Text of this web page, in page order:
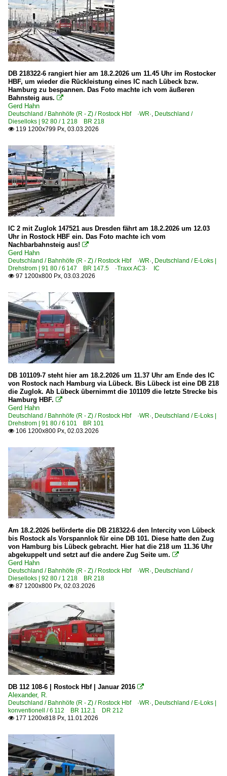
6 109 BR 109 DR 211 DR E 11
6 110 BR 110.1 E 10 'Kasten'
6 110 BR 110.3 E 10 'Bügelfalte'
6 112 BR 112.1 DR 212
6 114 BR 114.0 ex 112.0
6 115 BR 115 DB Fernverkehr
6 143 BR 143 DR 243 Lokportraits
Elektrotriebzüge | 93 8x | ICE - IC
IC Dosto BR 4110 ·Kiss· Ex-Westbahn
ICE 1 BR 401 · 5 401 · 5 801-804 ganze Züge
ICE 2 BR 402 · 5 402 · 5 805-808 Triebköpfe oder Züge
ICE T BR 411 · 5 411
Elektrotriebzüge | 94 80
0 429 BR 429.0 ·Flirt (fünfteilig)· DB
0 429 BR 429.0 ·Flirt (fünfteilig)· Private
0 442 BR 442 ·Talent 2· 'Hamsterbacke'
0 445 BR 445 ·Twindexx Vario·
0 445 BR 445.1 ·Kiss (vierteilig)·
1 442 BR 442 ·Talent 2· 'Hamsterbacke'
2 442 BR 442 ·Talent 2 D/A· 'Hamsterbacke'
Fotoserien
Christopher P. und Kevin S.: 175 - Stunden -Tour
Sonderzüge und Sonderfahrten
Steuerwagenzüge NOB
TEE- und Rheingold-Züge
Grenzverkehr
Deutschland <-> Österreich
Deutschland <-> Schweiz
Personenwagen | Doppelstockwagen | Mittelwagen
Doppelstock-Gliederzüge für DR 2-/4-teilig DBv, DBx
Personenwagen | Steuerwagen
Doppelstock-Steuerwagen 1. Generation für DR
Doppelstock-Steuerwagen 2. Generation für DR 760.0
Doppelstock-Steuerwagen 4. Generation 763-767, 785
Doppelstock-Steuerwagen 5. Generation IC2 668
IC-Steuerwagen InterRegio 269, 287
IC-Steuerwagen 286
Regional- und Fernzüge
IC InterCity-Züge
DB 218322-6 rangiert hier am 18.2.2026 um 11.45 Uhr im Rostocker
HBF, um wieder die Rückleistung eines IC nach Lübeck bzw.
Hamburg zu bespannen. Das Foto machte ich vom äußeren
Bahnsteig aus. 
Gerd Hahn
Deutschland / Bahnhöfe (R - Z) / Rostock Hbf ·WR·, Deutschland /
Dieselloks | 92 80 / 1 218 BR 218
 119 1200x799 Px, 03.03.2026
IC 2 mit Zuglok 147521 aus Dresden fährt am 18.2.2026 um 12.03
Uhr in Rostock HBF ein. Das Foto machte ich vom
Nachbarbahnsteig aus! 
Gerd Hahn
Deutschland / Bahnhöfe (R - Z) / Rostock Hbf ·WR·, Deutschland / E-Loks |
Drehstrom | 91 80 / 6 147 BR 147.5 ·Traxx AC3· IC
 97 1200x800 Px, 03.03.2026
DB 101109-7 steht hier am 18.2.2026 um 11.37 Uhr am Ende des IC
von Rostock nach Hamburg via Lübeck. Bis Lübeck ist eine DB 218
die Zuglok. Ab Lübeck übernimmt die 101109 die letzte Strecke bis
Hamburg HBF. 
Gerd Hahn
Deutschland / Bahnhöfe (R - Z) / Rostock Hbf ·WR·, Deutschland / E-Loks |
Drehstrom | 91 80 / 6 101 BR 101
 106 1200x800 Px, 02.03.2026
Am 18.2.2026 beförderte die DB 218322-6 den Intercity von Lübeck
bis Rostock als Vorspannlok für eine DB 101. Diese hatte den Zug
von Hamburg bis Lübeck gebracht. Hier hat die 218 um 11.36 Uhr
abgekuppelt und setzt auf die andere Zug Seite um. 
Gerd Hahn
Deutschland / Bahnhöfe (R - Z) / Rostock Hbf ·WR·, Deutschland /
Dieselloks | 92 80 / 1 218 BR 218
 87 1200x800 Px, 02.03.2026
DB 112 108-6 | Rostock Hbf | Januar 2016 
Alexander, R.
Deutschland / Bahnhöfe (R - Z) / Rostock Hbf ·WR·, Deutschland / E-Loks |
konventionell / 6 112 BR 112.1 DR 212
 177 1200x818 Px, 11.01.2026